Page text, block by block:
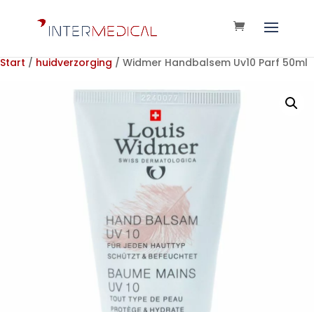
Start / huidverzorging / Widmer Handbalsem Uv10 Parf 50ml